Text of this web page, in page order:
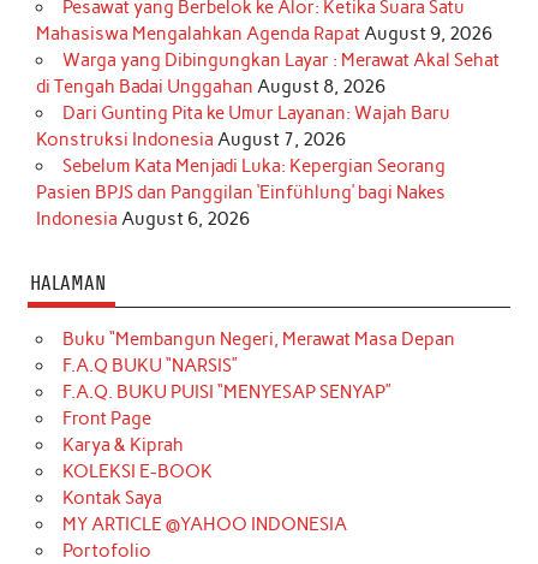
Pesawat yang Berbelok ke Alor: Ketika Suara Satu
Mahasiswa Mengalahkan Agenda RapatAugust 9, 2026
Warga yang Dibingungkan Layar : Merawat Akal Sehat
di Tengah Badai Unggahan August 8, 2026
Dari Gunting Pita ke Umur Layanan: Wajah Baru
Konstruksi Indonesia August 7, 2026
Sebelum Kata Menjadi Luka: Kepergian Seorang
Pasien BPJS dan Panggilan ‘Einfühlung’ bagi Nakes
Indonesia August 6, 2026
HALAMAN
Buku “Membangun Negeri, Merawat Masa Depan
F.A.Q BUKU “NARSIS”
F.A.Q. BUKU PUISI “MENYESAP SENYAP”
Front Page
Karya & Kiprah
KOLEKSI E-BOOK
Kontak Saya
MY ARTICLE @YAHOO INDONESIA
Portofolio